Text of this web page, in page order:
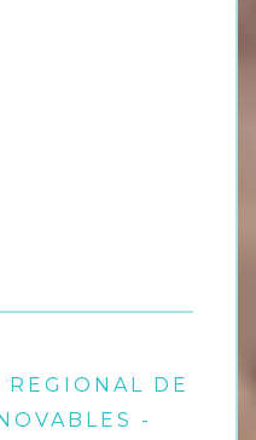
REGIONAL DE
-